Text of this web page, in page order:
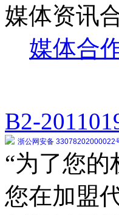
媒体资讯
媒体合
B2-
浙公网安备 33078202000022
“为了您
您在加盟